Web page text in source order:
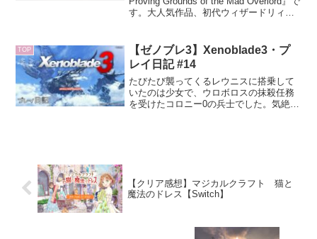
す。大人気作品、初代ウィザードリィの
ていたので、こ...
TOP
【ゼノブレ3】Xenoblade3・プ
レイ日記 #14
たびたび襲ってくるレウニスに搭乗して
いたのは少女で、ウロボロスの抹殺任務
を受けたコロニー0の兵士でした。気絶さ
【クリア感想】マジカルクラフト 猫と
魔法のドレス【Switch】